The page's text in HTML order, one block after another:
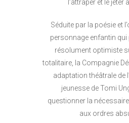
l’attraper et le jeter
Séduite par la poésie et
personnage enfantin qui
résolument optimiste
totalitaire, la Compagnie
adaptation théâtrale de
jeunesse de Tomi
questionner la
aux ordres